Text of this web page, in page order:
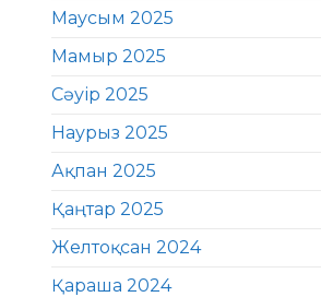
Маусым 2025
Мамыр 2025
Сәуір 2025
Наурыз 2025
Ақпан 2025
Қаңтар 2025
Желтоқсан 2024
Қараша 2024